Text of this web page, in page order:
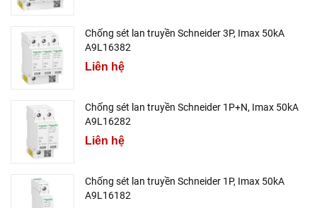
Chống sét lan truyền Schneider 3P, Imax 50kA
A9L16382
Liên hệ
Chống sét lan truyền Schneider 1P+N, Imax 50kA
A9L16282
Liên hệ
Chống sét lan truyền Schneider 1P, Imax 50kA
A9L16182